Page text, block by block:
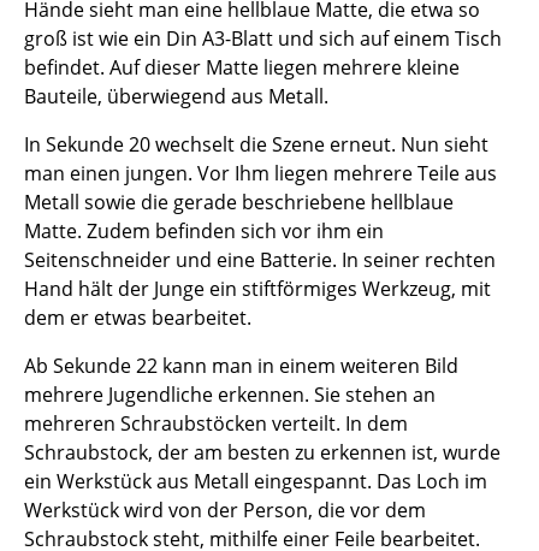
Hände sieht man eine hellblaue Matte, die etwa so
groß ist wie ein Din A3-Blatt und sich auf einem Tisch
befindet. Auf dieser Matte liegen mehrere kleine
Bauteile, überwiegend aus Metall.
In Sekunde 20 wechselt die Szene erneut. Nun sieht
man einen jungen. Vor Ihm liegen mehrere Teile aus
Metall sowie die gerade beschriebene hellblaue
Matte. Zudem befinden sich vor ihm ein
Seitenschneider und eine Batterie. In seiner rechten
Hand hält der Junge ein stiftförmiges Werkzeug, mit
dem er etwas bearbeitet.
Ab Sekunde 22 kann man in einem weiteren Bild
mehrere Jugendliche erkennen. Sie stehen an
mehreren Schraubstöcken verteilt. In dem
Schraubstock, der am besten zu erkennen ist, wurde
ein Werkstück aus Metall eingespannt. Das Loch im
Werkstück wird von der Person, die vor dem
Schraubstock steht, mithilfe einer Feile bearbeitet.